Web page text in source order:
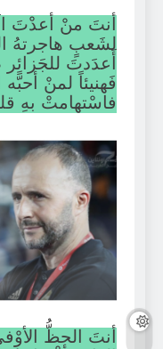
أنتَ منْ أعدْتَ
لشَعبٍ هاجرتهُ
أَعدَدتَ
فَهنيئاً لمنْ
فاسْتهامتْ بهِ
أنتَ الحظُّ